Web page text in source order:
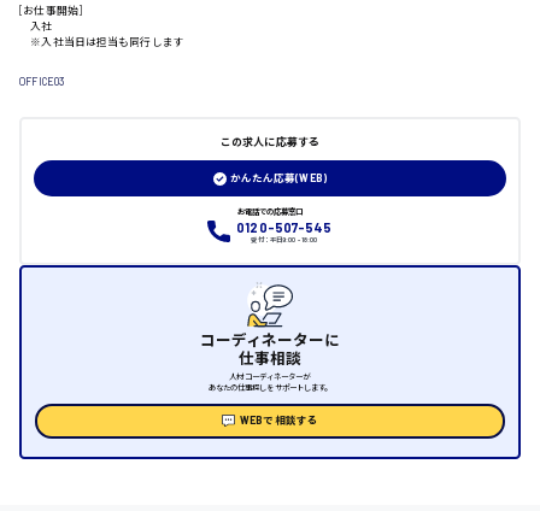
月給制すべて
[お仕事開始]
入社
※入社当日は担当も同行します
OFFICE03
この求人に応募する
かんたん応募(WEB)
お電話での応募窓口
0120-507-545
受付：平日9:00 - 18:00
コーディネーターに
仕事相談
人材コーディネーターが
あなたの仕事探しをサポートします。
WEBで相談する